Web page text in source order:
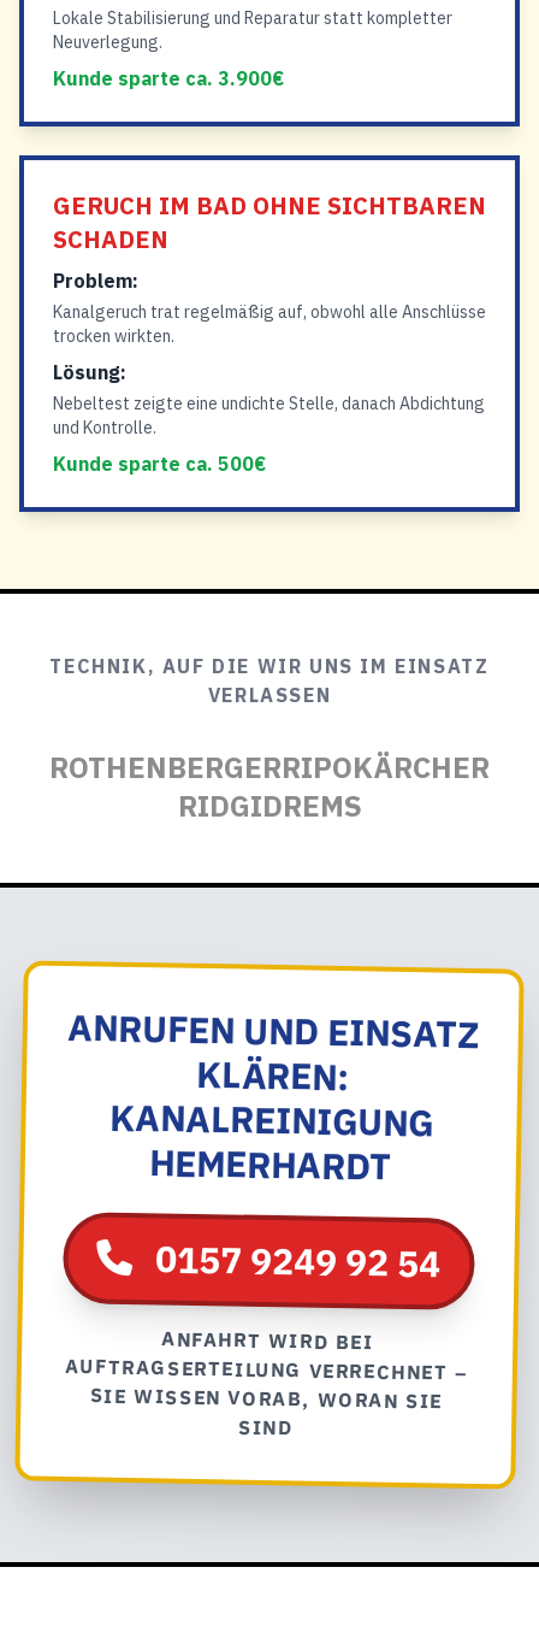
Lokale Stabilisierung und Reparatur statt kompletter
Neuverlegung.
Kunde sparte ca. 3.900€
GERUCH IM BAD OHNE SICHTBAREN
SCHADEN
Problem:
Kanalgeruch trat regelmäßig auf, obwohl alle Anschlüsse
trocken wirkten.
Lösung:
Nebeltest zeigte eine undichte Stelle, danach Abdichtung
und Kontrolle.
Kunde sparte ca. 500€
TECHNIK, AUF DIE WIR UNS IM EINSATZ
VERLASSEN
ROTHENBERGERRIPOKÄRCHER
RIDGIDREMS
ANRUFEN UND EINSATZ
KLÄREN:
KANALREINIGUNG
HEMERHARDT
0157 9249 92 54
ANFAHRT WIRD BEI
AUFTRAGSERTEILUNG VERRECHNET –
SIE WISSEN VORAB, WORAN SIE
SIND